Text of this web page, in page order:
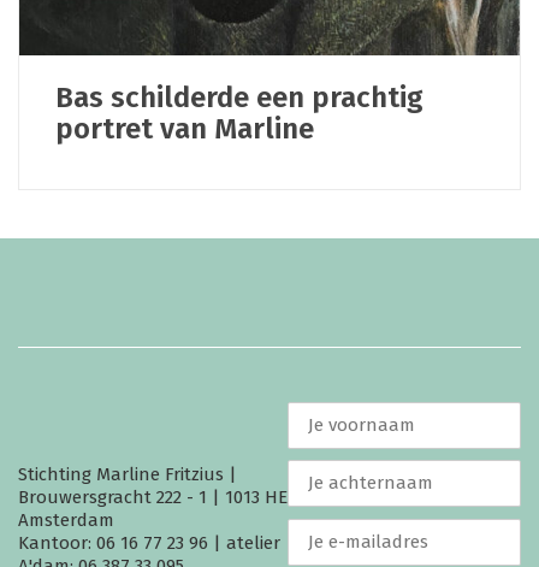
Bas schilderde een prachtig
portret van Marline
Stichting Marline Fritzius |
Brouwersgracht 222 - 1 | 1013 HE
Amsterdam
Kantoor: 06 16 77 23 96 | atelier